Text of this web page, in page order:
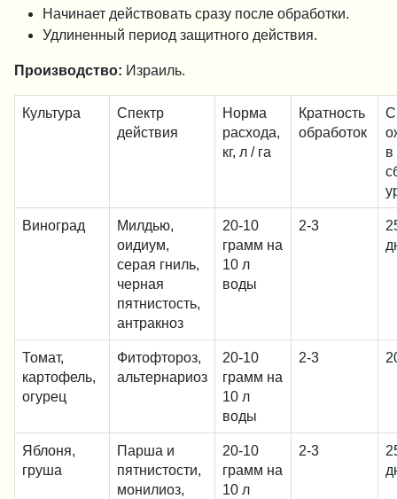
Начинает действовать сразу после обработки.
Удлиненный период защитного действия.
Производство: Израиль.
Культура
Спектр
действия
Норма
расхода,
кг, л / га
Кратность
обработок
в
Виноград
Милдью,
оидиум,
серая гниль,
черная
пятнистость,
антракноз
20-10
грамм на
10 л
воды
2-3
Томат,
картофель,
огурец
Фитофтороз,
альтернариоз
20-10
грамм на
10 л
воды
2-3
Яблоня,
груша
Парша и
пятнистости,
монилиоз,
20-10
грамм на
10 л
2-3